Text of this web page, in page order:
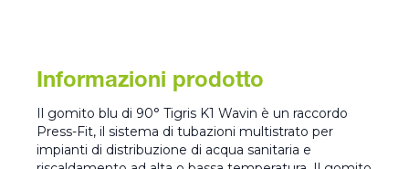
Informazioni prodotto
Il gomito blu di 90° Tigris K1 Wavin è un raccordo
Press-Fit, il sistema di tubazioni multistrato per
impianti di distribuzione di acqua sanitaria e